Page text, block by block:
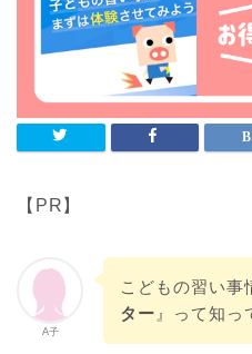
【PR】
A子
こどもの習い事
ター 』って知っ